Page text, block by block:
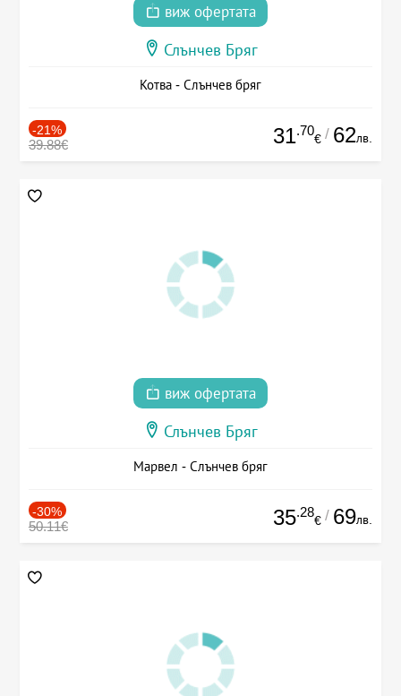
виж офертата
Слънчев Бряг
Котва - Слънчев бряг
-21%
39.88€ 31.70
€ / 62лв.
виж офертата
Слънчев Бряг
Марвел - Слънчев бряг
-30%
50.11€ 35.28
€ / 69лв.